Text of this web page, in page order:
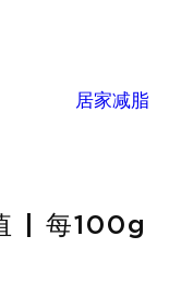
居家减脂
| 每100g